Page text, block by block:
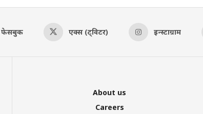
फेसबुक एक्स (ट्विटर) इन्स्टाग्राम
About us
Careers